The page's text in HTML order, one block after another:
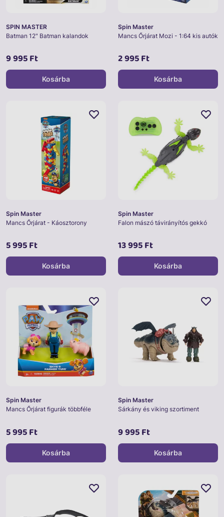
SPIN MASTER
Batman 12" Batman kalandok
9 995 Ft
Kosárba
Spin Master
Mancs Őrjárat Mozi - 1:64 kis autók
2 995 Ft
Kosárba
Spin Master
Mancs Őrjárat - Káosztorony
5 995 Ft
Kosárba
Spin Master
Falon mászó távirányítós gekkó
13 995 Ft
Kosárba
Spin Master
Mancs Őrjárat figurák többféle
5 995 Ft
Kosárba
Spin Master
Sárkány és viking szortiment
9 995 Ft
Kosárba